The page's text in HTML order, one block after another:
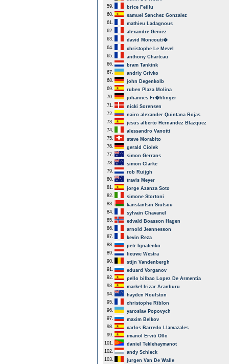
59.
brice Feillu
60.
samuel Sanchez Gonzalez
61.
mathieu Ladagnous
62.
alexandre Geniez
63.
david Moncouti�
64.
christophe Le Mevel
65.
anthony Charteau
66.
bram Tankink
67.
andriy Grivko
68.
john Degenkolb
69.
ruben Plaza Molina
70.
johannes Fr�hlinger
71.
nicki Sorensen
72.
nairo alexander Quintana Rojas
73.
jesus alberto Hernandez Blazquez
74.
alessandro Vanotti
75.
steve Morabito
76.
gerald Ciolek
77.
simon Gerrans
78.
simon Clarke
79.
rob Ruijgh
80.
travis Meyer
81.
jorge Azanza Soto
82.
simone Stortoni
83.
kanstantsin Siutsou
84.
sylvain Chavanel
85.
edvald Boasson Hagen
86.
arnold Jeannesson
87.
kevin Reza
88.
petr Ignatenko
89.
lieuwe Westra
90.
stijn Vandenbergh
91.
eduard Vorganov
92.
pello bilbao Lopez De Armentia
93.
markel Irizar Aranburu
94.
hayden Roulston
95.
christophe Riblon
96.
yaroslav Popovych
97.
maxim Belkov
98.
carlos Barredo Llamazales
99.
imanol Erviti Ollo
101.
daniel Teklehaymanot
102.
andy Schleck
103.
jurgen Van De Walle